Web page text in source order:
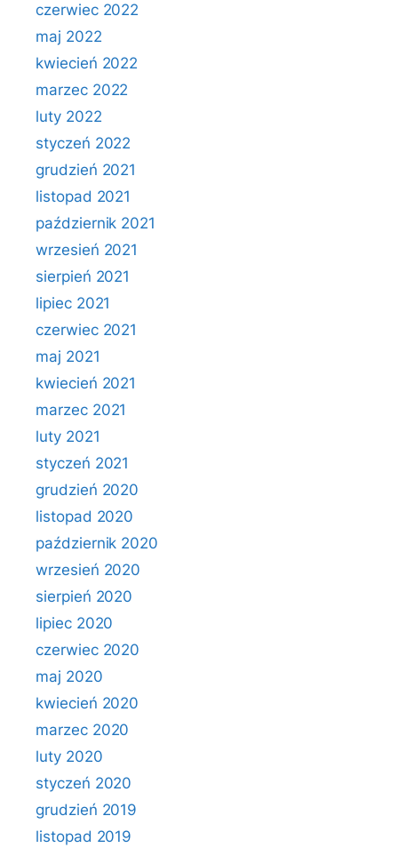
czerwiec 2022
maj 2022
kwiecień 2022
marzec 2022
luty 2022
styczeń 2022
grudzień 2021
listopad 2021
październik 2021
wrzesień 2021
sierpień 2021
lipiec 2021
czerwiec 2021
maj 2021
kwiecień 2021
marzec 2021
luty 2021
styczeń 2021
grudzień 2020
listopad 2020
październik 2020
wrzesień 2020
sierpień 2020
lipiec 2020
czerwiec 2020
maj 2020
kwiecień 2020
marzec 2020
luty 2020
styczeń 2020
grudzień 2019
listopad 2019